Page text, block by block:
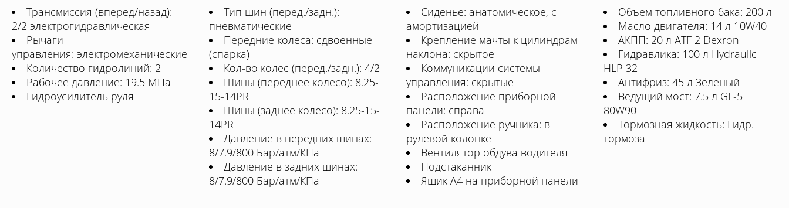
Трансмиссия (вперед/назад):
2/2 электрогидравлическая
Рычаги
управления: электромеханические
Количество гидролиний: 2
Рабочее давление: 19.5 МПа
Гидроусилитель руля
Тип шин (перед./задн.):
пневматические
Передние колеса: сдвоенные
(спарка)
Кол-во колес (перед./задн.): 4/2
Шины (переднее колесо): 8.25-
15-14PR
Шины (заднее колесо): 8.25-15-
14PR
Давление в передних шинах:
8/7.9/800 Бар/атм/КПа
Давление в задних шинах:
8/7.9/800 Бар/атм/КПа
Сиденье: анатомическое, с
амортизацией
Крепление мачты к цилиндрам
наклона: скрытое
Коммуникации системы
управления: скрытые
Расположение приборной
панели: справа
Расположение ручника: в
рулевой колонке
Вентилятор обдува водителя
Подстаканник
Ящик А4 на приборной панели
Объем топливного бака: 200 л
Масло двигателя: 14 л 10W40
АКПП: 20 л ATF 2 Dexron
Гидравлика: 100 л Hydraulic
HLP 32
Антифриз: 45 л Зеленый
Ведущий мост: 7.5 л GL-5
80W90
Тормозная жидкость: Гидр.
тормоза